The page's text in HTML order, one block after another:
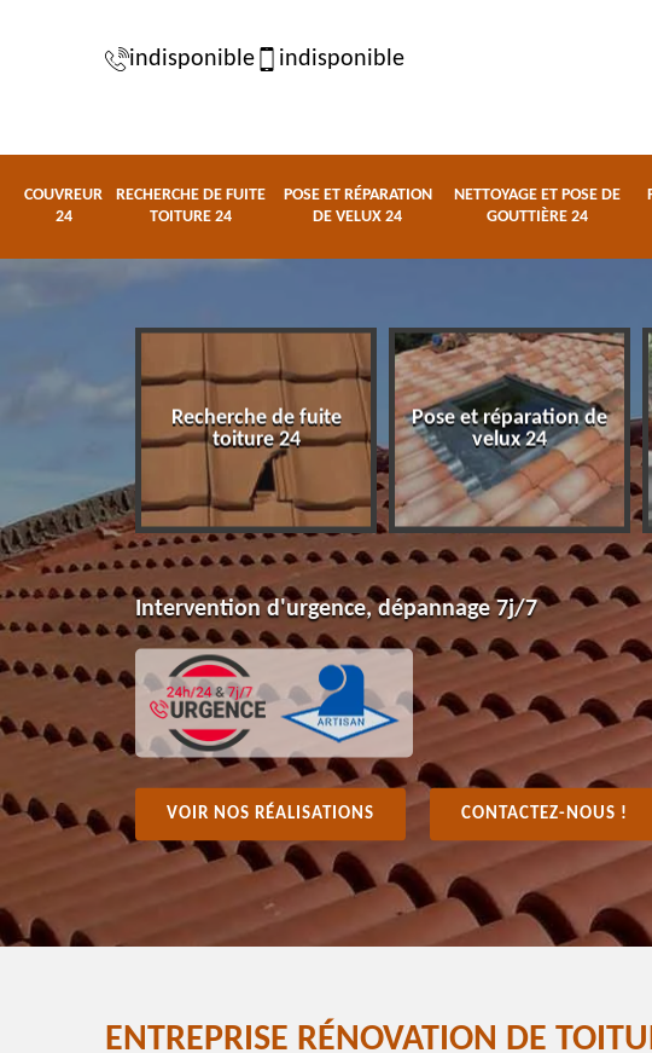
indisponible indisponible
COUVREUR
24
RECHERCHE DE FUITE
TOITURE 24
POSE ET RÉPARATION
DE VELUX 24
NETTOYAGE ET POSE DE
GOUTTIÈRE 24
Recherche de fuite
toiture 24
Pose et réparation de
velux 24
Intervention d'urgence, dépannage 7j/7
VOIR NOS RÉALISATIONS CONTACTEZ-NOUS !
ENTREPRISE RÉNOVATION DE